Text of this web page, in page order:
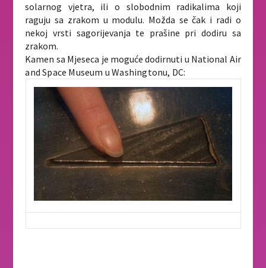
solarnog vjetra, ili o slobodnim radikalima koji
raguju sa zrakom u modulu. Možda se čak i radi o
nekoj vrsti sagorijevanja te prašine pri dodiru sa
zrakom.
Kamen sa Mjeseca je moguće dodirnuti u National Air
and Space Museum u Washingtonu, DC: